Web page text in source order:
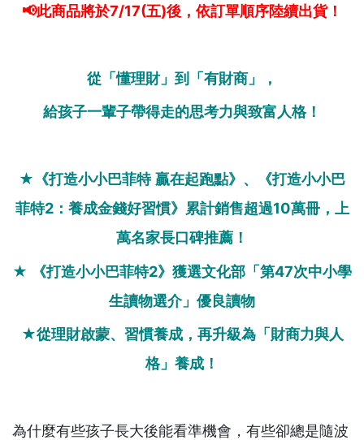
📢此商品將於7/17(五)後，依訂單順序陸續出貨！
從「懂理財」到「有財商」，
給孩子一輩子帶得走的思考力與致富人格！
★ 《打造小小巴菲特 贏在起跑點》、《打造小小巴
菲特2：養成金錢好習慣》累計銷售超過10萬冊，上
萬名家長口碑推薦！
★
《打造小小巴菲特2》獲選文化部「第47次中小學
生讀物選介」優良讀物
★從理財啟蒙、習慣養成，再升級為「財商力與人
格」養成！
為什麼有些孩子長大後能看準機會，有些卻總是隨波